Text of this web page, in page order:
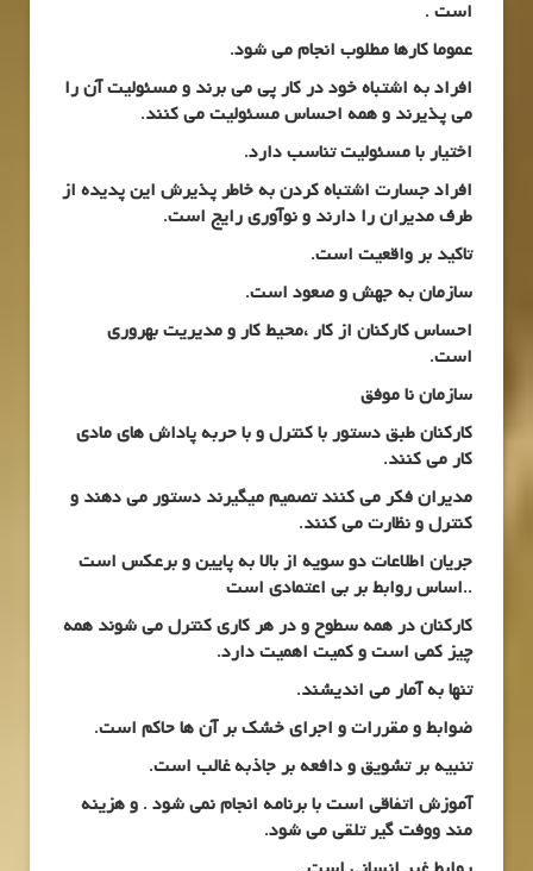
است .
عموما کارها مطلوب انجام می شود.
افراد به اشتباه خود در کار پی می برند و مسئولیت آن را
می پذیرند و همه احساس مسئولیت می کنند.
اختیار با مسئولیت تناسب دارد.
افراد جسارت اشتباه کردن به خاطر پذیرش این پدیده از
طرف مدیران را دارند و نوآوری رایج است.
تاکید بر واقعیت است.
سازمان به جهش و صعود است.
احساس کارکنان از کار ،محیط کار و مدیریت بهروری
است.
سازمان نا موفق
کارکنان طبق دستور با کنترل و با حربه پاداش های مادی
کار می کنند.
مدیران فکر می کنند تصمیم میگیرند دستور می دهند و
کنترل و نظارت می کنند.
جریان اطلاعات دو سویه از بالا به پایین و برعکس است
..اساس روابط بر بی اعتمادی است
کارکنان در همه سطوح و در هر کاری کنترل می شوند همه
چیز کمی است و کمیت اهمیت دارد.
تنها به آمار می اندیشند.
ضوابط و مقررات و اجرای خشک بر آن ها حاکم است.
تنبیه بر تشویق و دافعه بر جاذبه غالب است.
آموزش اتفاقی است با برنامه انجام نمی شود . و هزینه
مند ووفت گیر تلقی می شود.